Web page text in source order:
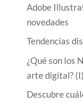
Adobe
novedades
Tendencias
¿Qué son los
arte digital? (I)
Descubre